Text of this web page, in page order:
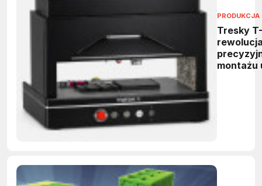
PRODUKCJA
Tresky
montażu